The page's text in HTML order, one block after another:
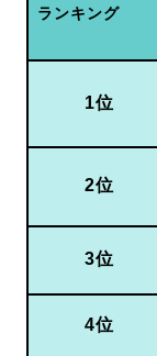
ランキング
1位
2位
3位
4位